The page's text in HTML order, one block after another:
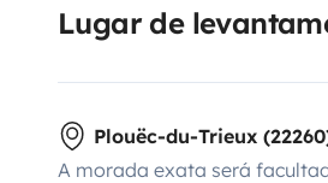
Lugar de
Plouëc-du-Trieux
A morada exata será